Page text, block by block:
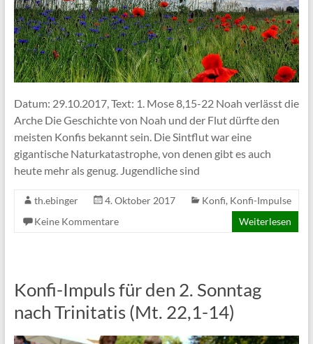
Datum: 29.10.2017, Text: 1. Mose 8,15-22 Noah verlässt die
Arche Die Geschichte von Noah und der Flut dürfte den
meisten Konfis bekannt sein. Die Sintflut war eine
gigantische Naturkatastrophe, von denen gibt es auch
heute mehr als genug. Jugendliche sind
th.ebinger 4. Oktober 2017 Konfi, Konfi-Impulse
Keine Kommentare
Weiterlesen
Konfi-Impuls für den 2. Sonntag
nach Trinitatis (Mt. 22,1-14)